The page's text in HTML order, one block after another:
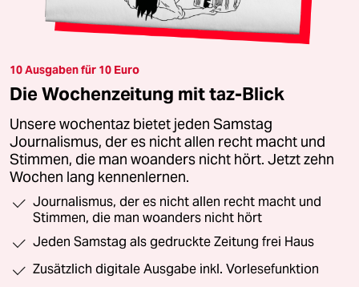
10 Ausgaben für 10 Euro
Die Wochenzeitung mit taz-Blick
Unsere wochentaz bietet jeden Samstag
Journalismus, der es nicht allen recht macht und
Stimmen, die man woanders nicht hört. Jetzt zehn
Wochen lang kennenlernen.
Journalismus, der es nicht allen recht macht und
Stimmen, die man woanders nicht hört
Jeden Samstag als gedruckte Zeitung frei Haus
Zusätzlich digitale Ausgabe inkl. Vorlesefunktion